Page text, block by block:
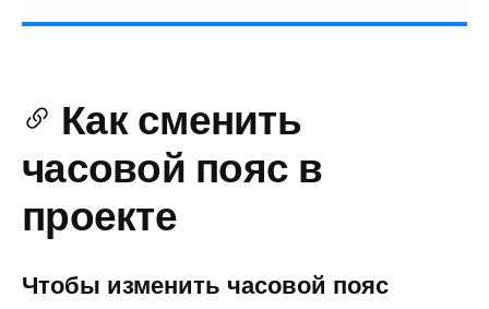
Как сменить
часовой пояс в
проекте
Чтобы изменить часовой пояс